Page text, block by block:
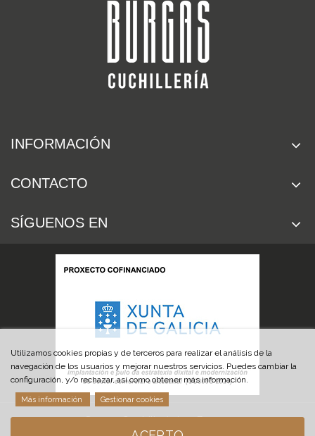
INFORMACIÓN
CONTACTO
SÍGUENOS EN
Utilizamos cookies propias y de terceros para realizar el análisis de la
navegación de los usuarios y mejorar nuestros servicios. Puedes cambiar la
configuración, y/o rechazar, así como obtener más información.
Más información Gestionar cookies
© 2019 Cuchillería Las Burgas